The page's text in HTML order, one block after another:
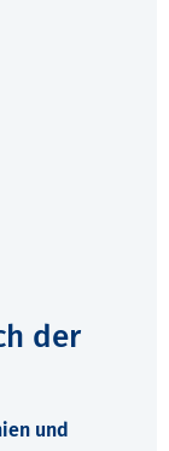
der
und